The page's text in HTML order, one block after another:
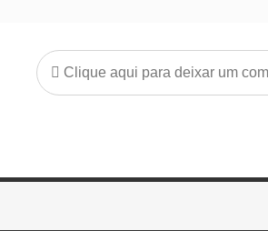
Clique aqui para deixar um